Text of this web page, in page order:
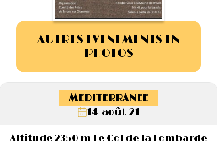
AUTRES EVENEMENTS EN
PHOTOS
MEDITERRANEE
14-août-21
Altitude 2350 m Le Col de la Lombarde